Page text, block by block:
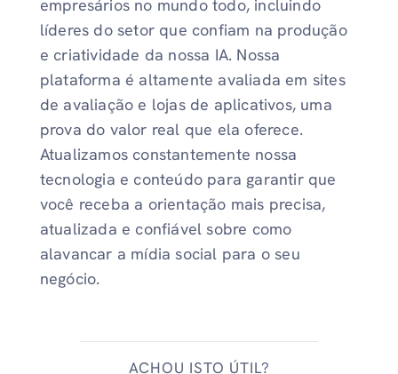
empresários no mundo todo, incluindo
líderes do setor que confiam na produção
e criatividade da nossa IA. Nossa
plataforma é altamente avaliada em sites
de avaliação e lojas de aplicativos, uma
prova do valor real que ela oferece.
Atualizamos constantemente nossa
tecnologia e conteúdo para garantir que
você receba a orientação mais precisa,
atualizada e confiável sobre como
alavancar a mídia social para o seu
negócio.
ACHOU ISTO ÚTIL?